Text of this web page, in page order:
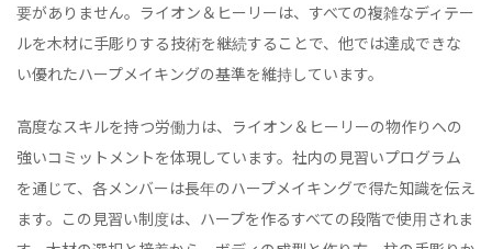
要がありません。ライオン＆ヒーリーは、すべての複雑なディテー
ルを木材に手彫りする技術を継続することで、他では達成できな
い優れたハープメイキングの基準を維持しています。
高度なスキルを持つ労働力は、ライオン＆ヒーリーの物作りへの
強いコミットメントを体現しています。社内の見習いプログラム
を通じて、各メンバーは長年のハープメイキングで得た知識を伝え
ます。この見習い制度は、ハープを作るすべての段階で使用されま